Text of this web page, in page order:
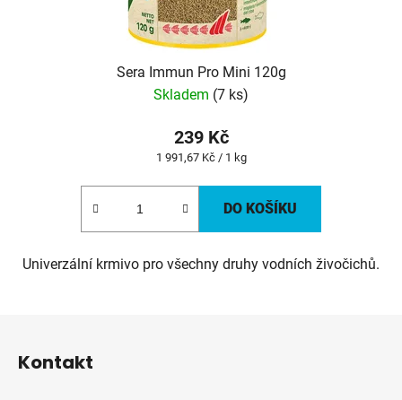
Sera Immun Pro Mini 120g
Skladem (7 ks)
239 Kč
Měrná
1 991,67 Kč / 1 kg
DO KOŠÍKU
Univerzální krmivo pro všechny druhy vodních živočichů.
Kontakt